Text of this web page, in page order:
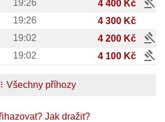
19:26 4 400 Kč
19:26
4 300 Kč
19:02 4 200 Kč gavel
19:02 4 100 Kč
gavel
Všechny příhozy
Jak dražit?